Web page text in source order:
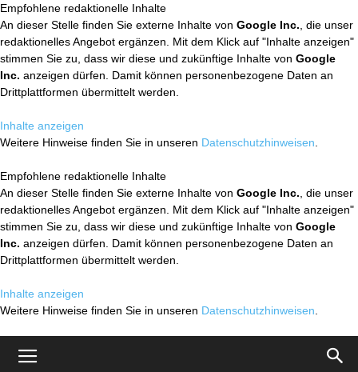
Empfohlene redaktionelle Inhalte
An dieser Stelle finden Sie externe Inhalte von Google Inc. , die unser
redaktionelles Angebot ergänzen. Mit dem Klick auf "Inhalte anzeigen"
stimmen Sie zu, dass wir diese und zukünftige Inhalte von Google
Inc. anzeigen dürfen. Damit können personenbezogene Daten an
Drittplattformen übermittelt werden.
Inhalte anzeigen
Weitere Hinweise finden Sie in unseren Datenschutzhinweisen
Empfohlene redaktionelle Inhalte
An dieser Stelle finden Sie externe Inhalte von Google Inc. , die unser
redaktionelles Angebot ergänzen. Mit dem Klick auf "Inhalte anzeigen"
stimmen Sie zu, dass wir diese und zukünftige Inhalte von Google
Inc. anzeigen dürfen. Damit können personenbezogene Daten an
Drittplattformen übermittelt werden.
Inhalte anzeigen
Weitere Hinweise finden Sie in unseren Datenschutzhinweisen